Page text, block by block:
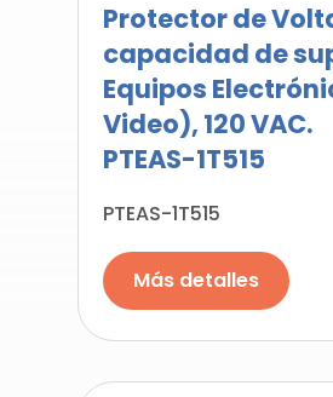
Protector de
capacidad de
Equipos
Video), 120 VAC.
PTEAS-1T515
PTEAS-1T515
Más detalles